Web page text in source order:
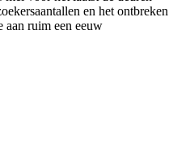
en het ontbreken
aan ruim een eeuw